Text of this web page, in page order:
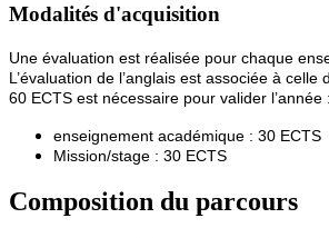
Modalités d'acquisition
Une évaluation est réalisée pour chaque
L’évaluation de l’anglais est associée à celle
60 ECTS est nécessaire pour valider l’année :
enseignement académique : 30 ECTS
Mission/stage : 30 ECTS
Composition du parcours